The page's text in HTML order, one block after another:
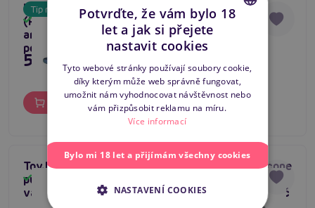
Tip na dárek
Hueman Stellar Force
(Purple), vibrační
anální kolík s uzdou na
penis
Skladem
55,80 €
Tip na dárek
Bestseller
4.8
Stay Hard Cock
Sleeve #05 (Clear),
stimulační návlek na
penis
Skladem
4,76 €
Do košíku
ToyJoy Bronx,
pulzační návlek na
varlata
4
Boners Liquid Silicone
2v1 Ballstretcher,
silikonový natahovač
ENGLISH
Potvrďte, že vám bylo 18
let a jak si přejete
nastavit cookies
Tyto webové stránky používají soubory cookie,
díky kterým může web správně fungovat,
umožnit nám vyhodnocovat návštěvnost nebo
vám přizpůsobit reklamu na míru.
Více informací
Bylo mi 18 let a přijímám všechny cookies
NASTAVENÍ COOKIES